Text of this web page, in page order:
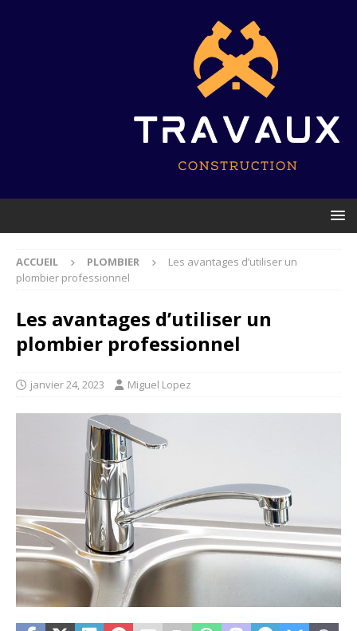
ACCUEIL PLOMBIER
Les avantages d’utiliser un
plombier professionnel
Les avantages d’utiliser un
plombier professionnel
janvier 24, 2023 Miguel Lopez